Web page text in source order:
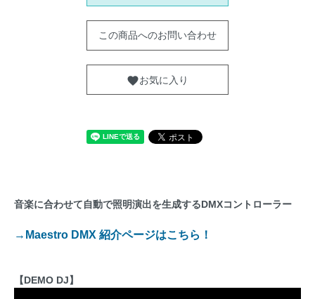
この商品へのお問い合わせ
favoriteお気に入り
音楽に合わせて自動で照明演出を生成するDMXコントローラー
→Maestro DMX 紹介ページはこちら！
【DEMO DJ】